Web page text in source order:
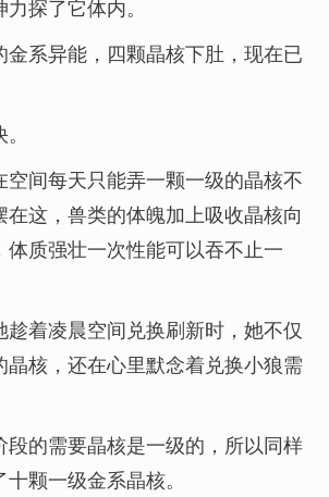
探了它体内。
金系异能，四颗晶核下肚，现在已
空间每天只能弄一颗一级的晶核不
这，兽类的体魄加上吸收晶核向
质强壮一次性能可以吞不止一
趁着凌晨空间兑换刷新时，她不仅
晶核，还在心里默念着兑换小狼需
段的需要晶核是一级的，所以同样
颗一级金系晶核。